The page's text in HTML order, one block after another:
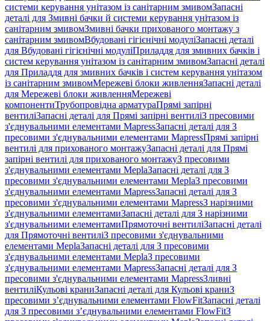
системи керування унітазом із санітарним змивомЗапасні
деталі для Змивні бачки й системи керування унітазом із
санітарним змивомЗмивні бачки прихованого монтажу з
санітарним змивомВбудовані гігієнічні модуліЗапасні деталі
для Вбудовані гігієнічні модуліПриладдя для змивних бачків і
систем керування унітазом із санітарним змивомЗапасні деталі
для Приладдя для змивних бачків і систем керування унітазом
із санітарним змивомМережеві блоки живленняЗапасні деталі
для Мережеві блоки живленняМережеві
компонентиТрубопровідна арматураПрямі запірні
вентиліЗапасні деталі для Прямі запірні вентиліЗ пресовими
з'єднувальними елементами MapressЗапасні деталі для З
пресовими з'єднувальними елементами MapressПрямі запірні
вентилі для прихованого монтажуЗапасні деталі для Прямі
запірні вентилі для прихованого монтажуЗ пресовими
з'єднувальними елементами MeplaЗапасні деталі для З
пресовими з'єднувальними елементами MeplaЗ пресовими
з'єднувальними елементами MapressЗапасні деталі для З
пресовими з'єднувальними елементами MapressЗ нарізними
з'єднувальними елементамиЗапасні деталі для З нарізними
з'єднувальними елементамиПрямоточні вентиліЗапасні деталі
для Прямоточні вентиліЗ пресовими з'єднувальними
елементами MeplaЗапасні деталі для З пресовими
з'єднувальними елементами MeplaЗ пресовими
з'єднувальними елементами MapressЗапасні деталі для З
пресовими з'єднувальними елементами MapressЗливні
вентиліКульові краниЗапасні деталі для Кульові краниЗ
пресовими з’єднувальними елементами FlowFitЗапасні деталі
для З пресовими з’єднувальними елементами FlowFitЗ